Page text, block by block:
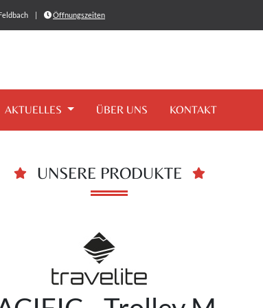
| Öffnungszeiten
AKTUELLES ÜBER UNS KONTAKT
UNSERE PRODUKTE